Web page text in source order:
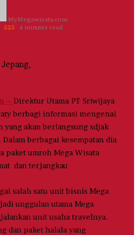
MyMegawisata.com
525 4 minutes read
–
Direktur Utama PT Sriwijaya
berbagi informasi mengenai
yang akan berlangsung sdjak
berbagai kesempatan dia
paket umroh Mega Wisata
dan terjangkau
salah satu unit bisnis Mega
unggulan utama Mega
unit usaha travelnya.
dan paket halala yang